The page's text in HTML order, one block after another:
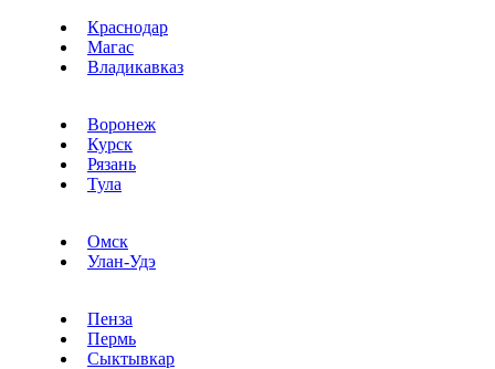
Краснодар
Магас
Владикавказ
Воронеж
Курск
Рязань
Тула
Омск
Улан-Удэ
Пенза
Пермь
Сыктывкар